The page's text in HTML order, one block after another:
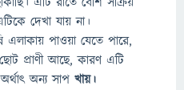
দেখা যায় না।
এলাকায় পাওয়া যেতে পারে,
প্রাণী আছে, কারণ এটি
অন্য সাপ খায়।